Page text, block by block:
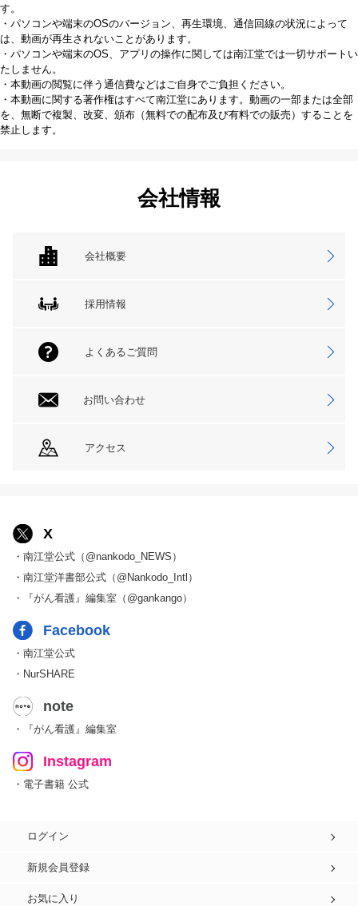
す。
・パソコンや端末のOSのバージョン、再生環境、通信回線の状況によって
は、動画が再生されないことがあります。
・パソコンや端末のOS、アプリの操作に関しては南江堂では一切サポートい
たしません。
・本動画の閲覧に伴う通信費などはご自身でご負担ください。
・本動画に関する著作権はすべて南江堂にあります。動画の一部または全部
を、無断で複製、改変、頒布（無料での配布及び有料での販売）することを
禁止します。
会社情報
会社概要
採用情報
よくあるご質問
お問い合わせ
アクセス
X
・南江堂公式（@nankodo_NEWS）
・南江堂洋書部公式（@Nankodo_Intl）
・『がん看護』編集室（@gankango）
Facebook
・南江堂公式
・NurSHARE
note
・『がん看護』編集室
Instagram
・電子書籍 公式
ログイン
新規会員登録
お気に入り